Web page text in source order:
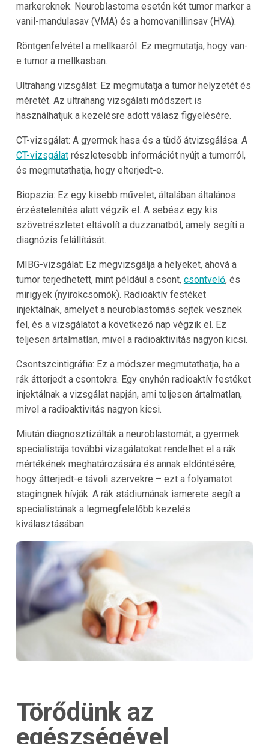
markereknek. Neuroblastoma esetén két tumor marker a
vanil-mandulasav (VMA) és a homovanillinsav (HVA).
Röntgenfelvétel a mellkasról: Ez megmutatja, hogy van-
e tumor a mellkasban.
Ultrahang vizsgálat: Ez megmutatja a tumor helyzetét és
méretét. Az ultrahang vizsgálati módszert is
használhatjuk a kezelésre adott válasz figyelésére.
CT-vizsgálat: A gyermek hasa és a tüdő átvizsgálása. A
CT-vizsgálatrészletesebb információt nyújt a tumorról,
és megmutathatja, hogy elterjedt-e.
Biopszia: Ez egy kisebb művelet, általában általános
érzéstelenítés alatt végzik el. A sebész egy kis
szövetrészletet eltávolít a duzzanatból, amely segíti a
diagnózis felállítását.
MIBG-vizsgálat: Ez megvizsgálja a helyeket, ahová a
tumor terjedhetett, mint például a csont, csontvelő, és
mirigyek (nyirokcsomók). Radioaktív festéket
injektálnak, amelyet a neuroblastomás sejtek vesznek
fel, és a vizsgálatot a következő nap végzik el. Ez
teljesen ártalmatlan, mivel a radioaktivitás nagyon kicsi.
Csontszcintigráfia: Ez a módszer megmutathatja, ha a
rák átterjedt a csontokra. Egy enyhén radioaktív festéket
injektálnak a vizsgálat napján, ami teljesen ártalmatlan,
mivel a radioaktivitás nagyon kicsi.
Miután diagnosztizálták a neuroblastomát, a gyermek
specialistája további vizsgálatokat rendelhet el a rák
mértékének meghatározására és annak eldöntésére,
hogy átterjedt-e távoli szervekre – ezt a folyamatot
stagingnek hívják. A rák stádiumának ismerete segít a
specialistának a legmegfelelőbb kezelés
kiválasztásában.
Törődünk az
egészségével